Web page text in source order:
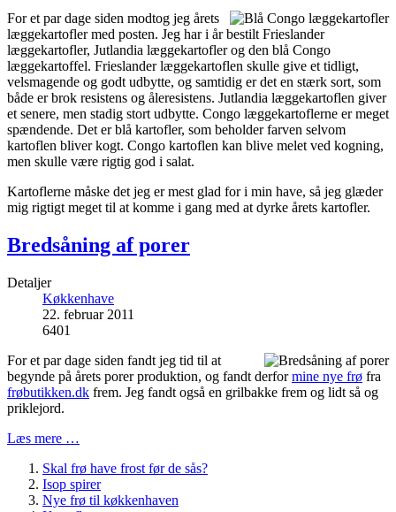
For et par dage siden modtog jeg årets
læggekartofler med posten. Jeg har i år bestilt Frieslander
læggekartofler, Jutlandia læggekartofler og den blå Congo
læggekartoffel. Frieslander læggekartoflen skulle give et tidligt,
velsmagende og godt udbytte, og samtidig er det en stærk sort, som
både er brok resistens og åleresistens. Jutlandia læggekartoflen giver
et senere, men stadig stort udbytte. Congo læggekartoflerne er meget
spændende. Det er blå kartofler, som beholder farven selvom
kartoflen bliver kogt. Congo kartoflen kan blive melet ved kogning,
men skulle være rigtig god i salat.
Kartoflerne måske det jeg er mest glad for i min have, så jeg glæder
mig rigtigt meget til at komme i gang med at dyrke årets kartofler.
Bredsåning af porer
Detaljer
Køkkenhave
22. februar 2011
6401
For et par dage siden fandt jeg tid til at
begynde på årets porer produktion, og fandt derformine nye frø fra
frøbutikken.dk frem. Jeg fandt også en grilbakke frem og lidt så og
priklejord.
Læs mere …
Skal frø have frost før de sås?
Isop spirer
Nye frø til køkkenhaven